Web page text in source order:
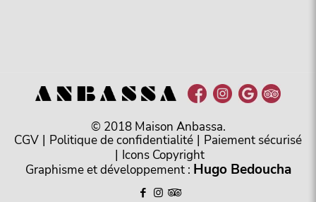
© 2018 Maison Anbassa.
CGV | Politique de confidentialité | Paiement sécurisé
| Icons Copyright
Graphisme et développement : Hugo Bedoucha